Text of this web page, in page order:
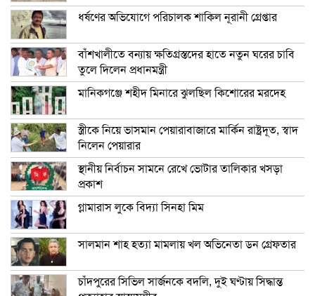
ধর্ষণের অভিযোগে পরিচালক শাকিল নূরানী গ্রেপ্তার
বাঁশখালীতে বন্যায় ক্ষতিগ্রস্তদের হাতে নতুন ঘরের চাবি
তুলে দিলেন প্রধানমন্ত্রী
মানিকগঞ্জে শহীদ মিনারে ঝুলছিল কিশোরের মরদেহ
স্ত্রীকে নিয়ে ভাসমান পেয়ারাবাজারে মার্কিন রাষ্ট্রদূত, স্বাদ
নিলেন পেয়ারার
স্থানীয় নির্বাচন সামনে রেখে ভোটার তালিকার খসড়া
প্রকাশ
গ্লামারাস লুকে বিদ্যা সিনহা মিম
সালমান শাহ হত্যা মামলায় খল অভিনেতা ডন গ্রেফতার
চাঁদপুরের সিভিল সার্জনকে বদলি, দুই ঘণ্টায় সিদ্ধান্ত